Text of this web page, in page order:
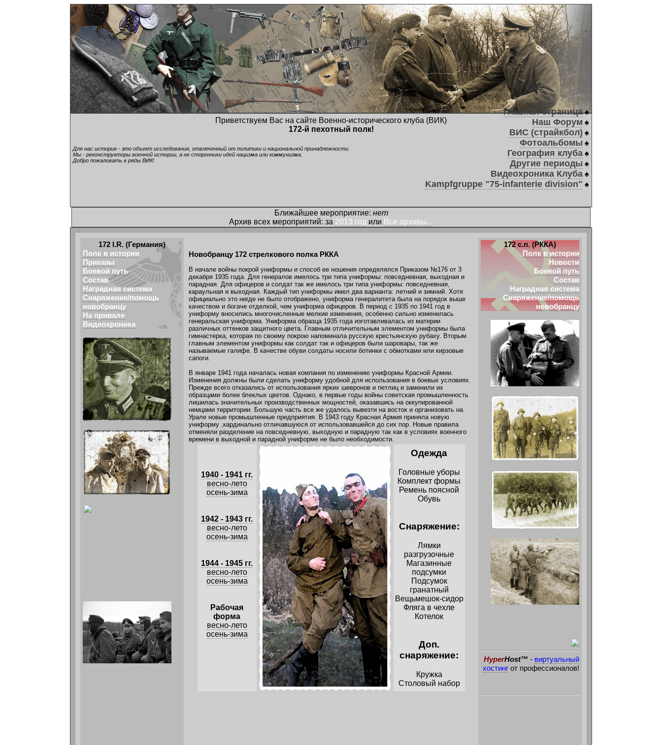
Приветствуем Вас на сайте Военно-исторического клуба (ВИК)
172-й пехотный полк!
Для нас история - это объект исследования, отвлеченный от политики и национальной принадлежности.
Мы - реконструкторы военной истории, а не сторонники идей нацизма или коммунизма.
Добро пожаловать в ряды ВИК!
Главная страница♠
Наш Форум ♠
ВИС (страйкбол) ♠
Фотоальбомы ♠
География клуба ♠
Другие периоды ♠
Видеохроника Клуба ♠
Kampfgruppe "75-infanterie division" ♠
Ближайшее мероприятие: нет
Архив всех мероприятий: за 2013 год или Все архивы...
172 I.R. (Германия)
Полк в истории
Приказы
Боевой путь
Состав
Наградная система
Снаряжение/помощь
новобранцу
На привале
Видеохроника
172 с.п. (РККА)
Полк в истории
Новости
Боевой путь
Состав
Наградная система
Снаряжение/помощь
новобранцу
HyperHost™ - виртуальный
хостинг от профессионалов!
Новобранцу 172 стрелкового полка РККА
В начале войны покрой униформы и способ ее ношения определялся Приказом №176 от 3
декабря 1935 года. Для генералов имелось три типа униформы: повседневная, выходная и
парадная. Для офицеров и солдат так же имелось три типа униформы: повседневная,
караульная и выходная. Каждый тип униформы имел два варианта: летний и зимний. Хотя
официально это нигде не было отображено, униформа генералитета была на порядок выше
качеством и богаче отделкой, чем униформа офицеров. В период с 1935 по 1941 год в
униформу вносились многочисленные мелкие изменения, особенно сильно изменилась
генеральская униформа. Униформа образца 1935 года изготавливалась из материи
различных оттенков защитного цвета. Главным отличительным элементом униформы была
гимнастерка, которая по своему покрою напоминала русскую крестьянскую рубаху. Вторым
главным элементом униформы как солдат так и офицеров были шаровары, так же
называемые галифе. В качестве обуви солдаты носили ботинки с обмотками или кирзовые
сапоги.
В январе 1941 года началась новая компания по изменению униформы Красной Армии.
Изменения должны были сделать униформу удобной для использования в боевых условиях.
Прежде всего отказались от использования ярких шевронов и петлиц и заменили их
образцами более блеклых цветов. Однако, в первые годы войны советская промышленность
лишилась значительных производственных мощностей, оказавшись на оккупированной
немцами территории. Большую часть все же удалось вывезти на восток и организовать на
Урале новые промышленные предприятия. В 1943 году Красная Армия приняла новую
униформу ,кардинально отличавшуюся от использовавшейся до сих пор. Новые правила
отменяли разделение на повседневную, выходную и парадную так как в условиях военного
времени в выходной и парадной униформе не было необходимости.
1940 - 1941 гг.
весно-лето
осень-зима
1942 - 1943 гг.
весно-лето
осень-зима
1944 - 1945 гг.
весно-лето
осень-зима
Рабочая
форма
весно-лето
осень-зима
Одежда
Головные уборы
Комплект формы
Ремень поясной
Обувь
Cнаряжение:
Лямки
разгрузочные
Магазинные
подсумки
Подсумок
гранатный
Вещьмешок-сидор
Фляга в чехле
Котелок
Доп.
снаряжение:
Кружка
Столовый набор